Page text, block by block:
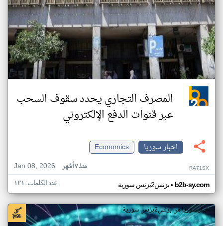
المصرف التجاري يحدد سقوف السحب
عبر قنوات الدفع الإلكتروني
اخبار سوريا
Economics
Jan 08, 2026
منذ ٧ أشهر RA71SX
بزنس2بزنس سورية• b2b-sy.com عدد الكلمات: ١٢١
اخبار سوريا من بزنس2بزنس سورية